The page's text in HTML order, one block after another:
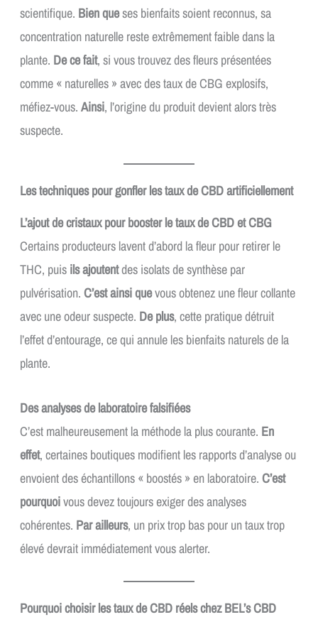
scientifique. Bien queses bienfaits soient reconnus, sa
concentration naturelle reste extrêmement faible dans la
plante. De ce fait, si vous trouvez des fleurs présentées
comme « naturelles » avec des taux de CBG explosifs,
méfiez-vous.Ainsi, l’origine du produit devient alors très
suspecte.
Les techniques pour gonfler les taux de CBD artificiellement
L’ajout de cristaux pour booster le taux de CBD et CBG
Certains producteurs lavent d’abord la fleur pour retirer le
THC, puis ils ajoutentdes isolats de synthèse par
pulvérisation.C’est ainsi quevous obtenez une fleur collante
avec une odeur suspecte. De plus, cette pratique détruit
l’effet d’entourage, ce qui annule les bienfaits naturels de la
plante.
Des analyses de laboratoire falsifiées
C’est malheureusement la méthode la plus courante. En
effet, certaines boutiques modifient les rapports d’analyse ou
envoient des échantillons « boostés » en laboratoire.C’est
pourquoivous devez toujours exiger des analyses
cohérentes. Par ailleurs, un prix trop bas pour un taux trop
élevé devrait immédiatement vous alerter.
Pourquoi choisir les taux de CBD réels chez BEL’s CBD